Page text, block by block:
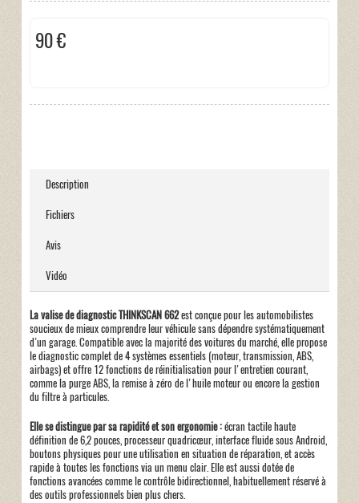
90 €
Description
Fichiers
Avis
Vidéo
La valise de diagnostic THINKSCAN 662est conçue pour les automobilistes
soucieux de mieux comprendre leur véhicule sans dépendre systématiquement
d’un garage. Compatible avec la majorité des voitures du marché, elle propose
le diagnostic complet de 4 systèmes essentiels (moteur, transmission, ABS,
airbags) et offre 12 fonctions de réinitialisation pour l'entretien courant,
comme la purge ABS, la remise à zéro de l'huile moteur ou encore la gestion
du filtre à particules.
Elle se distingue par sa rapidité et son ergonomie :écran tactile haute
définition de 6,2 pouces, processeur quadricœur, interface fluide sous Android,
boutons physiques pour une utilisation en situation de réparation, et accès
rapide à toutes les fonctions via un menu clair. Elle est aussi dotée de
fonctions avancées comme le contrôle bidirectionnel, habituellement réservé à
des outils professionnels bien plus chers.